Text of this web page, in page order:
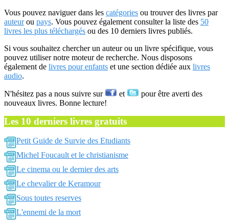
Vous pouvez naviguer dans les catégories ou trouver des livres par
auteurou pays. Vous pouvez également consulter la liste des 50
livres les plus téléchargés ou des 10 derniers livres publiés.
Si vous souhaitez chercher un auteur ou un livre spécifique, vous
pouvez utiliser notre moteur de recherche. Nous disposons
également de livres pour enfants et une section dédiée aux livres
audio.
N'hésitez pas a nous suivre sur et
pour être averti des
nouveaux livres. Bonne lecture!
Les 10 derniers livres gratuits
Petit Guide de Survie des Etudiants
Michel Foucault et le christianisme
Le cinema ou le dernier des arts
Le chevalier de Keramour
Sous toutes reserves
L'ennemi de la mort